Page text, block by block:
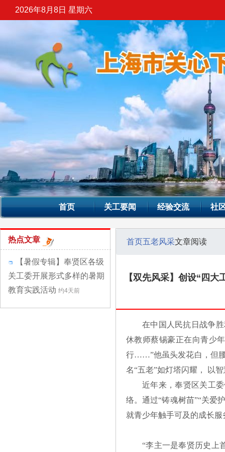
2026年8月8日 星期六
首页 关工要闻 经验交流 社
热点文章
【暑假专辑】奉贤区各级
关工委开展形式多样的暑期
教育实践活动 约4天前
首页五老风采文章阅读
【双先风采】创设“四
在中国人民抗日战争
休教师蔡锡豪正在向青少
行……”他虽头发花白，但
名“五老”如灯塔闪耀， 以
近年来，奉贤区关工
络。通过“铸魂树苗”“关爱
就青少年触手可及的成长服
“李主一是奉贤历史上